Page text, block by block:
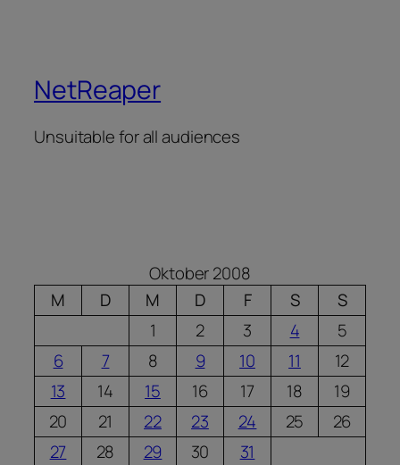
NetReaper
Unsuitable for all audiences
Oktober 2008
M
D M D F S
S
1
2 3 4
5
6
7 8 9 10 11
12
13
14 15 16 17 18
19
20
21 22 23 24 25
26
27
28 29 30
31